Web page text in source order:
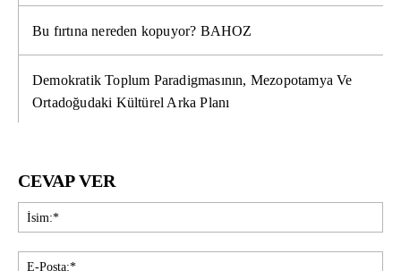
Bu fırtına nereden kopuyor? BAHOZ
Demokratik Toplum Paradigmasının, Mezopotamya Ve
Ortadoğudaki Kültürel Arka Planı
CEVAP VER